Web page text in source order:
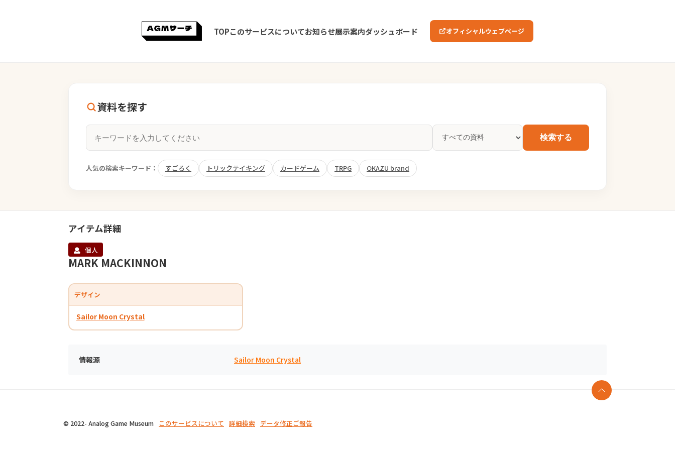
TOPこのサービスについてお知らせ展示案内ダッシュボード オフィシャルウェブページ
資料を探す
検索する
人気の検索キーワード： すごろく トリックテイキング カードゲーム TRPG OKAZU brand
アイテム詳細
個人
MARK MACKINNON
デザイン
Sailor Moon Crystal
情報源 Sailor Moon Crystal
© 2022- Analog Game Museum このサービスについて 詳細検索 データ修正ご報告